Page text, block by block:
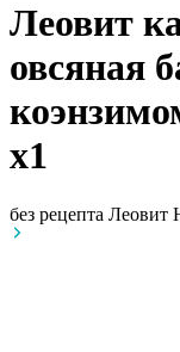
Леовит
овсяная
x1
без рецепта Леовит